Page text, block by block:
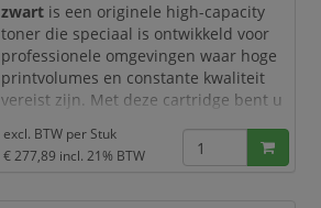
efficiënt en zonde
zwart is een originele high-capacity
toner die speciaal is ontwikkeld voor
professionele omgevingen waar hoge
printvolumes en constante kwaliteit
vereist zijn. Met deze cartridge bent u
afdrukken en betrouwbare prestaties.
excl. BTW per Stuk
€ 277,89 incl. 21% BTW